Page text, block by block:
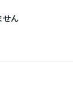
せん